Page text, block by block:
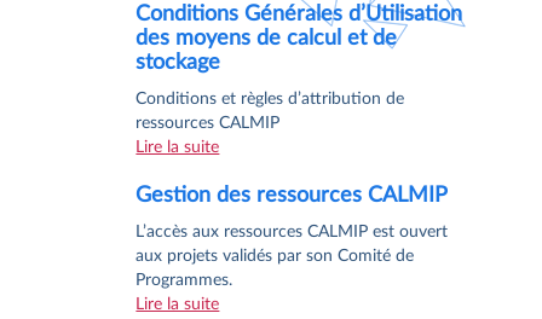
Conditions Générales d’Utilisation
des moyens de calcul et de
stockage
Conditions et règles d’attribution de
ressources CALMIP
Lire la suite
Gestion des ressources CALMIP
L’accès aux ressources CALMIP est ouvert
aux projets validés par son Comité de
Programmes.
Lire la suite